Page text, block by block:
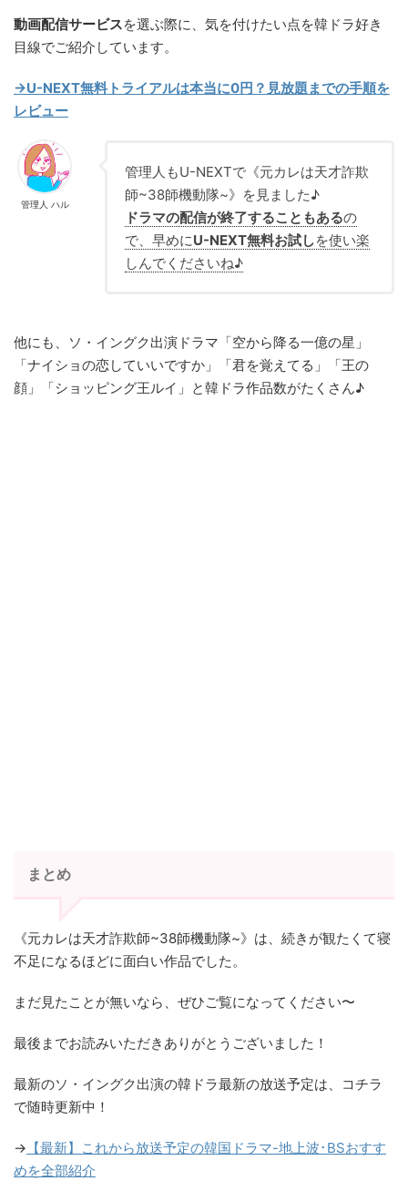
動画配信サービスを選ぶ際に、気を付けたい点を韓ドラ好き
目線でご紹介しています。
→U-NEXT無料トライアルは本当に0円？見放題までの手順を
レビュー
管理人 ハル
管理人もU-NEXTで《元カレは天才詐欺
師~38師機動隊~》を見ました♪
ドラマの配信が終了することもあるの
で、早めにU-NEXT無料お試しを使い楽
しんでくださいね♪
他にも、ソ・イングク出演ドラマ「空から降る一億の星」
「ナイショの恋していいですか」「君を覚えてる」「王の
顔」「ショッピング王ルイ」と韓ドラ作品数がたくさん♪
まとめ
《元カレは天才詐欺師~38師機動隊~》は、続きが観たくて寝
不足になるほどに面白い作品でした。
まだ見たことが無いなら、ぜひご覧になってください〜
最後までお読みいただきありがとうございました！
最新のソ・イングク出演の韓ドラ最新の放送予定は、コチラ
で随時更新中！
→ 【最新】これから放送予定の韓国ドラマ-地上波･BSおすす
めを全部紹介